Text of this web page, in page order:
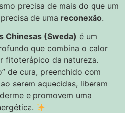
precisa de mais do que um
de uma reconexão.
Chinesas (Sweda) é um
que combina o calor
fitoterápico da natureza.
de cura, preenchido com
serem aquecidas, liberam
e promovem uma